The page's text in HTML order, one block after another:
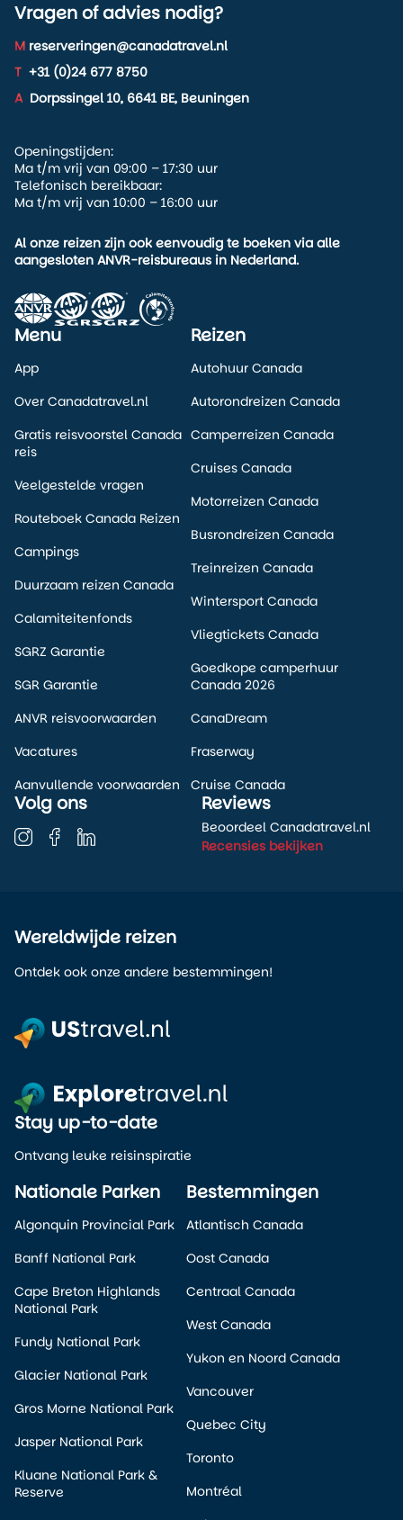
Vragen of advies nodig?
M reserveringen@canadatravel.nl
T +31 (0)24 677 8750
A Dorpssingel 10, 6641 BE, Beuningen
Openingstijden:
Ma t/m vrij van 09:00 – 17:30 uur
Telefonisch bereikbaar:
Ma t/m vrij van 10:00 – 16:00 uur
Al onze reizen zijn ook eenvoudig te boeken via alle
aangesloten ANVR-reisbureaus in Nederland.
Menu
App
Over Canadatravel.nl
Gratis reisvoorstel Canada
reis
Veelgestelde vragen
Routeboek Canada Reizen
Campings
Duurzaam reizen Canada
Calamiteitenfonds
SGRZ Garantie
SGR Garantie
ANVR reisvoorwaarden
Vacatures
Aanvullende voorwaarden
Reizen
Autohuur Canada
Autorondreizen Canada
Camperreizen Canada
Cruises Canada
Motorreizen Canada
Busrondreizen Canada
Treinreizen Canada
Wintersport Canada
Vliegtickets Canada
Goedkope camperhuur
Canada 2026
CanaDream
Fraserway
Cruise Canada
Volg ons Reviews
Beoordeel Canadatravel.nl
Recensies bekijken
Wereldwijde reizen
Ontdek ook onze andere bestemmingen!
Nationale Parken
Algonquin Provincial Park
Banff National Park
Cape Breton Highlands
National Park
Fundy National Park
Glacier National Park
Gros Morne National Park
Jasper National Park
Kluane National Park &
Reserve
Bestemmingen
Atlantisch Canada
Oost Canada
Centraal Canada
West Canada
Yukon en Noord Canada
Vancouver
Quebec City
Toronto
Montréal
Stay up-to-date
Ontvang leuke reisinspiratie